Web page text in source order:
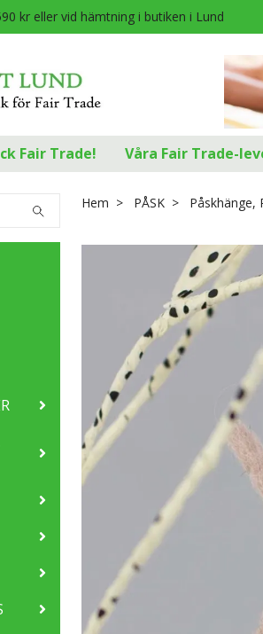
kr eller vid hämtning i butiken i Lund
Fair Trade! Våra Fair Trade-
Hem PÅSK Påskhänge,